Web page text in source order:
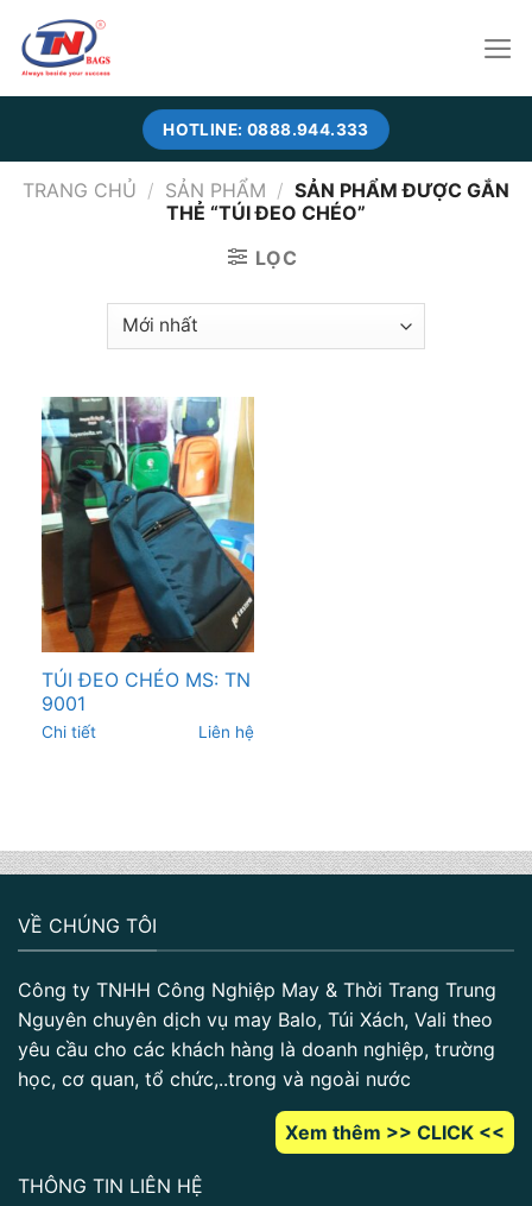
content
HOTLINE: 0888.944.333
TRANG CHỦ / SẢN PHẨM / SẢN PHẨM ĐƯỢC GẮN
THẺ “TÚI ĐEO CHÉO”
LỌC
TÚI ĐEO CHÉO MS: TN
9001
Chi tiết Liên hệ
VỀ CHÚNG TÔI
Công ty TNHH Công Nghiệp May & Thời Trang Trung
Nguyên chuyên dịch vụ may Balo, Túi Xách, Vali theo
yêu cầu cho các khách hàng là doanh nghiệp, trường
học, cơ quan, tổ chức,..trong và ngoài nước
Xem thêm >> CLICK <<
THÔNG TIN LIÊN HỆ